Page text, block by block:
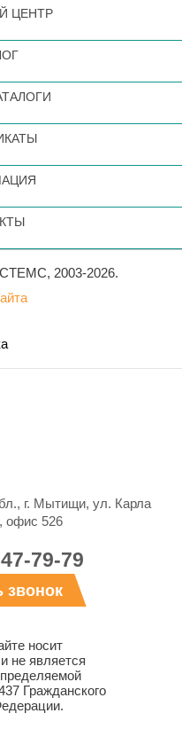
ЦЕНТР
2003-2026.
г. Мытищи, ул. Карла
офис 526
79-79
звонок
носит
не является
Гражданского